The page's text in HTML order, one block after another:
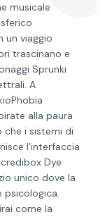
musicale
un viaggio
trascinano e
Sprunki
A
alla paura
i sistemi di
l'interfaccia
Dye
unico dove la
psicologica.
come la